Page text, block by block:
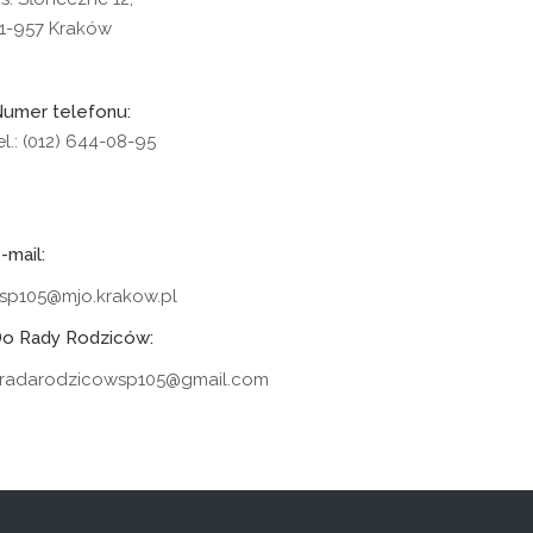
957 Kraków
telefonu:
(012) 644-08-95
mail:
sp105@mjo.krakow.pl
Rady Rodziców:
radarodzicowsp105@gmail.com